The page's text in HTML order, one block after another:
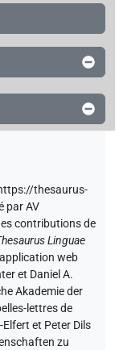
thesaurus-
par AV
contributions de
Linguae
web
et Daniel A.
Akademie der
lettres de
et Peter Dils
zu